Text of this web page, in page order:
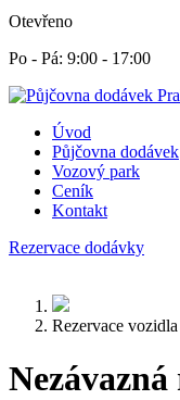
Otevřeno
Po - Pá: 9:00 - 17:00
Úvod
Půjčovna dodávek
Vozový park
Ceník
Kontakt
Rezervace dodávky
Rezervace vozidla